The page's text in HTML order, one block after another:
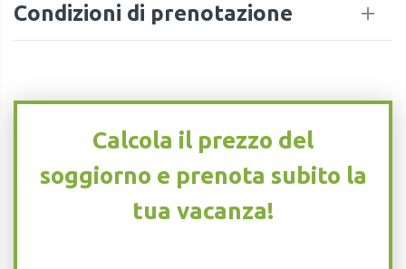
Condizioni di prenotazione
Calcola il prezzo del
soggiorno e prenota subito la
tua vacanza!